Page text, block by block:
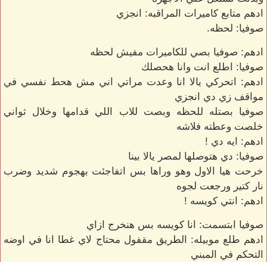
ادهم متابع كاميرات المراقبه: انجزي
صوفيا: لحظه.
ادهم: صوفيا بصي للكاميرات مفيش لحظه
صوفيا: اطلع انت وانا هحصلك
ادهم: اتحركي يالا انا وعدت مراتي اني مش هحط نفسي في
مواقف زي دي انجزي
صوفيا بصتله للحظه وبصت للاب اللي قدامها وخلال ثواني
خلصت وعطته فلاشه
ادهم: ايه دي !
صوفيا: دي هتوصلها لمصر يالا بينا
خرحت هيا الاول وهو وراها بس اتفاجئت بهجوم شديد وضرب
نار كتير ورجعت لجوه
ادهم: انتي كويسه !
صوفيا ابتسمت: انا كويسه بس هنخرج ازاي
ادهم طلع موبيله: الطريق مقفول محتاج لاي غطا انا في اوضه
التحكم في المبني